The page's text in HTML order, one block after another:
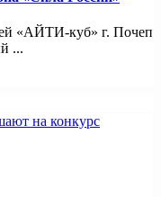
«АЙТИ-куб» г. Почеп
...